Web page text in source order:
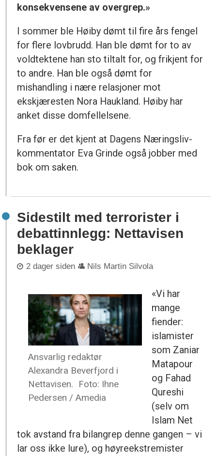
konsekvensene av overgrep.»
I sommer ble Høiby dømt til fire års fengel
for flere lovbrudd. Han ble dømt for to av
voldtektene han sto tiltalt for, og frikjent for
to andre. Han ble også dømt for
mishandling i nære relasjoner mot
ekskjæresten Nora Haukland. Høiby har
anket disse domfellelsene.
Fra før er det kjent at Dagens Næringsliv-
kommentator Eva Grinde også jobber med
bok om saken.
Sidestilt med terrorister i
debattinnlegg: Nettavisen
beklager
2 dager siden Nils Martin Silvola
Ansvarlig redaktør
Alexandra Beverfjord i
Nettavisen.
Foto: Ihne
Pedersen / Amedia
«Vi har
mange
fiender:
islamister
som Zaniar
Matapour
og Fahad
Qureshi
(selv om
Islam Net
tok avstand fra bilangrep denne gangen – vi
lar oss ikke lure), og høyreekstremister